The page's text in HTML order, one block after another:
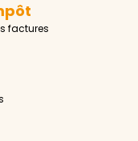
factures